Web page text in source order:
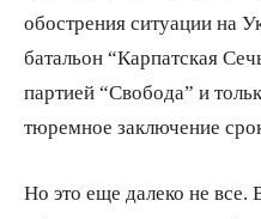
обострения ситуации на
батальон “Карпатская
партией “Свобода” и
тюремное заключение
Но это еще далеко не все.